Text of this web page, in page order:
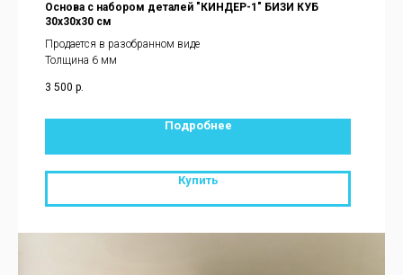
Основа с набором деталей "КИНДЕР-1" БИЗИ КУБ
30х30х30 см
Продается в разобранном виде
Толщина 6 мм
3 500 р.
Подробнее
Купить